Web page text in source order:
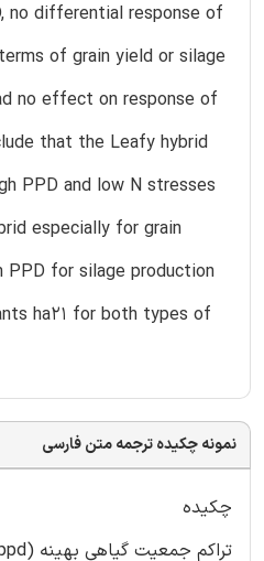
no differential response of
of grain yield or silage
no effect on response of
that the Leafy hybrid
PPD and low N stresses
especially for grain
for silage production
ha21 for both types of
نمونه چکیده ترجمه متن فارسی
چکیده